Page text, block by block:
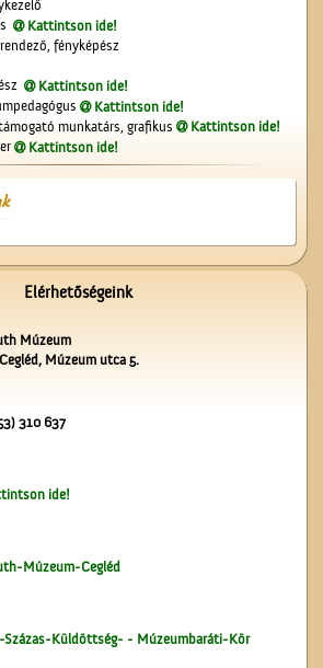
A Vigadó
Kossuth Lajos portréja
Kattintson ide!
fényképész
Kattintson ide!
Kattintson ide!
munkatárs, grafikus
Kattintson ide!
Kattintson ide!
Elérhetőségeink
Múzeum
Múzeum utca 5.
310 637
ide!
Múzeum-Cegléd
Százas-Küldöttség- - Múzeumbaráti-Kör